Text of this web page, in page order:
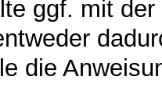
ggf. mit
die